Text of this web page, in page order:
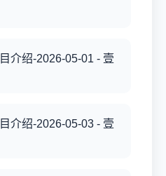
介绍-2026-05-01 - 壹
介绍-2026-05-03 - 壹